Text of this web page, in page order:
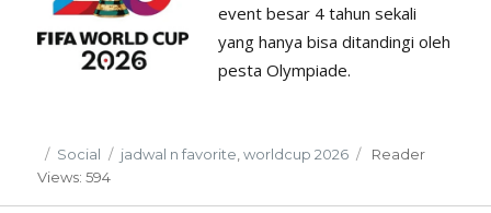
event besar 4 tahun sekali
yang hanya bisa ditandingi oleh
pesta Olympiade.
Posted
on
Categories
Social Tags
jadwal n favorite ,worldcup 2026
Reader
Views: 594